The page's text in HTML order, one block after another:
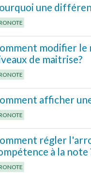
une
modifier le
de maitrise?
afficher
régler
à la note